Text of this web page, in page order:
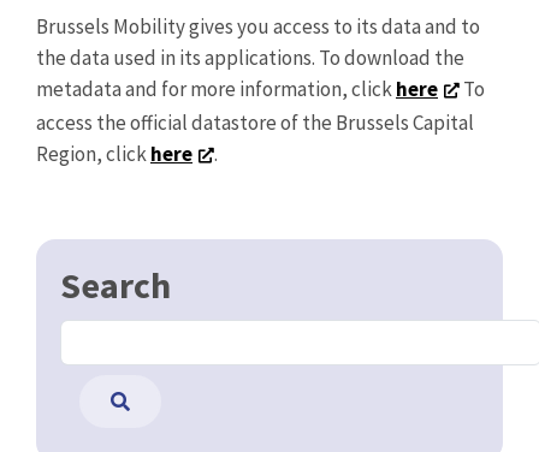
Brussels Mobility gives you access to its data and to
the data used in its applications. To download the
metadata and for more information, clickhere
To
access the official datastore of the Brussels Capital
Region, clickhere .
Search